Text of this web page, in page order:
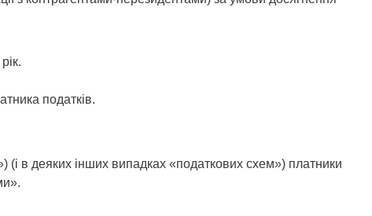
податків.
(і в деяких інших випадках «податкових схем») платники